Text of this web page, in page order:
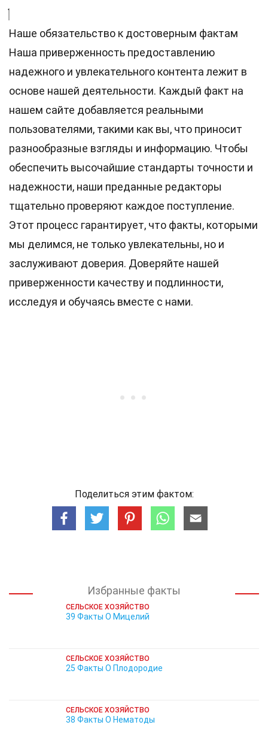
Наше обязательство к достоверным фактам
Наша приверженность предоставлению
надежного и увлекательного контента лежит в
основе нашей деятельности. Каждый факт на
нашем сайте добавляется реальными
пользователями, такими как вы, что приносит
разнообразные взгляды и информацию. Чтобы
обеспечить высочайшие стандарты точности и
надежности, наши преданные редакторы
тщательно проверяют каждое поступление.
Этот процесс гарантирует, что факты, которыми
мы делимся, не только увлекательны, но и
заслуживают доверия. Доверяйте нашей
приверженности качеству и подлинности,
исследуя и обучаясь вместе с нами.
Поделиться этим фактом:
Избранные факты
СЕЛЬСКОЕ ХОЗЯЙСТВО
39 Факты О Мицелий
СЕЛЬСКОЕ ХОЗЯЙСТВО
25 Факты О Плодородие
СЕЛЬСКОЕ ХОЗЯЙСТВО
38 Факты О Нематоды